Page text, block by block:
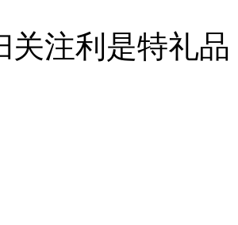
关注利是特礼品